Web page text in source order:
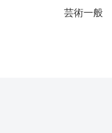
芸術一般